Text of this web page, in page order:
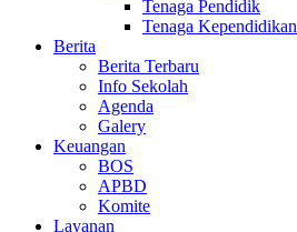
Tenaga Pendidik
Tenaga Kependidikan
Berita
Berita Terbaru
Info Sekolah
Agenda
Galery
Keuangan
BOS
APBD
Komite
Layanan